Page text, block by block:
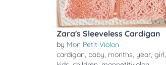
Zara's Sleeveless Cardigan
by Mon Petit Violon
cardigan, baby, months, year, girl,